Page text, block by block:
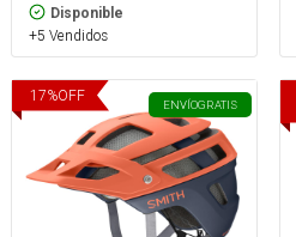
Disponible
+5 Vendidos
17%OFF
ENVÍOGRATIS